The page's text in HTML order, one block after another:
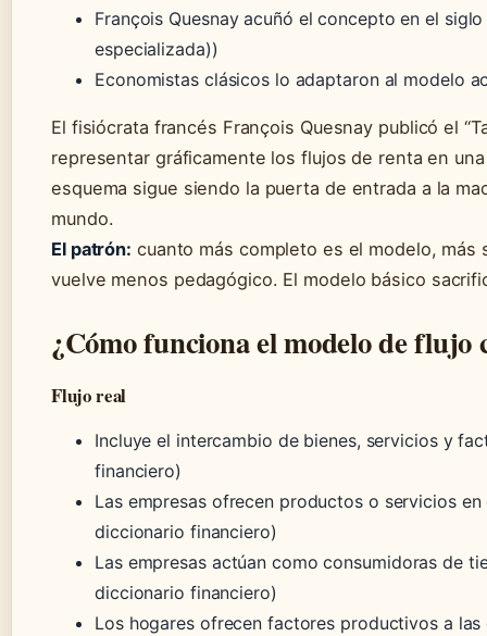
François Quesnay acuñó el concepto en el
especializada))
Economistas clásicos lo adaptaron al modelo
El fisiócrata francés François Quesnay publicó el
representar gráficamente los flujos de renta en
esquema sigue siendo la puerta de entrada a la
mundo.
El patrón: cuanto más completo es el modelo,
vuelve menos pedagógico. El modelo básico
¿Cómo funciona el modelo de flujo
Flujo real
Incluye el intercambio de bienes, servicios y
financiero)
Las empresas ofrecen productos o servicios
diccionario financiero)
Las empresas actúan como consumidoras de
diccionario financiero)
Los hogares ofrecen factores productivos a